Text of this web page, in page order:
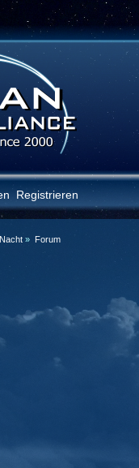
Registrieren
» Forum